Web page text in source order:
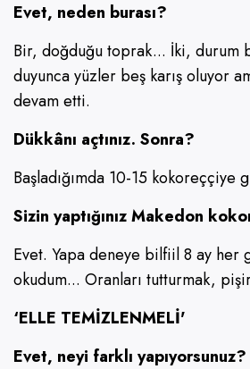
Evet, neden burası?
Bir, doğduğu toprak... İki, durum
duyunca yüzler beş karış oluyor
devam etti.
Dükkânı açtınız. Sonra?
Başladığımda 10-15
Sizin yaptığınız Makedon
Evet. Yapa deneye bilfiil 8 ay her
okudum... Oranları tutturmak,
‘ELLE TEMİZLENMELİ'
Evet, neyi farklı yapıyorsunuz?